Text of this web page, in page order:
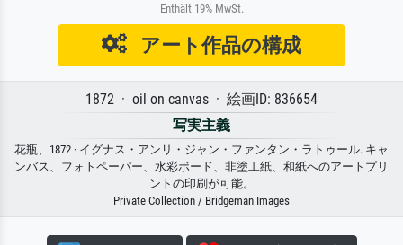
Enthält 19% MwSt.
アート作品の構成
1872 · oil on canvas · 絵画ID: 836654
写実主義
花瓶、1872 · イグナス・アンリ・ジャン・ファンタン・ラトゥール. キャ
ンバス、フォトペーパー、水彩ボード、非塗工紙、和紙へのアートプリ
ントの印刷が可能。
Private Collection / Bridgeman Images